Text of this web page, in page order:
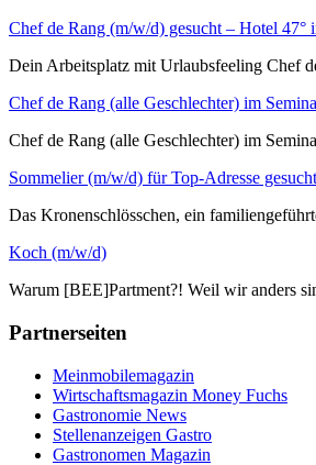
Chef de Rang (m/w/d) gesucht – Hotel 47°
Dein Arbeitsplatz mit Urlaubsfeeling Chef
Chef de Rang (alle Geschlechter) im
Chef de Rang (alle Geschlechter) im
Sommelier (m/w/d) für Top-Adresse gesucht
Das Kronenschlösschen, ein
Koch (m/w/d)
Warum [BEE]Partment?! Weil wir anders
Partnerseiten
Meinmobilemagazin
Wirtschaftsmagazin Money Fuchs
Gastronomie News
Stellenanzeigen Gastro
Gastronomen Magazin